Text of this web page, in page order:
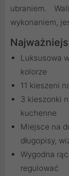
ubraniem.
wykonaniem,
Luksusowa
kolorze
11 kieszeni
3 kieszonki
kuchenne
Miejsce na
długopisy,
Wygodna
regulować